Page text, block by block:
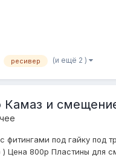
ресивер (и ещё 2 )
и
под гайку под
Цена 800р Пластины для